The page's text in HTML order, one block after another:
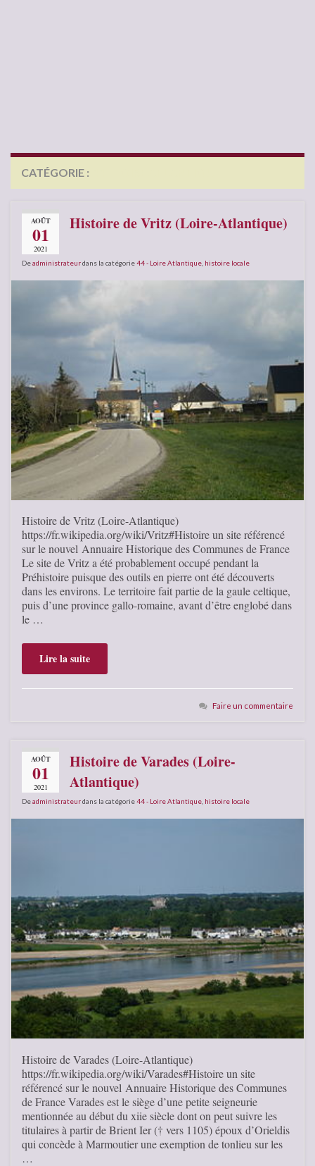
CATÉGORIE :
AOÛT
01
2021
Histoire de Vritz (Loire-Atlantique)
Deadministrateurdans la catégorie44 - Loire Atlantique histoire locale
Histoire de Vritz (Loire-Atlantique)
https://fr.wikipedia.org/wiki/Vritz#Histoire un site référencé
sur le nouvel Annuaire Historique des Communes de France
Le site de Vritz a été probablement occupé pendant la
Préhistoire puisque des outils en pierre ont été découverts
dans les environs. Le territoire fait partie de la gaule celtique,
puis d’une province gallo-romaine, avant d’être englobé dans
le …
Lire la suite
Faire un commentaire
AOÛT
01
2021
Histoire de Varades (Loire-
Atlantique)
Deadministrateurdans la catégorie44 - Loire Atlantique histoire locale
Histoire de Varades (Loire-Atlantique)
https://fr.wikipedia.org/wiki/Varades#Histoire un site
référencé sur le nouvel Annuaire Historique des Communes
de France Varades est le siège d’une petite seigneurie
mentionnée au début du xiie siècle dont on peut suivre les
titulaires à partir de Brient Ier († vers 1105) époux d’Orieldis
qui concède à Marmoutier une exemption de tonlieu sur les
…